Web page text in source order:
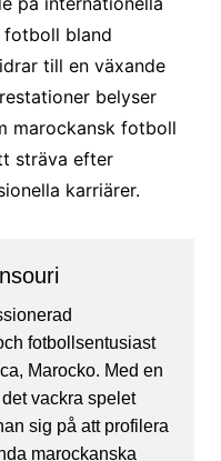
bland
till en växande
belyser
marockansk fotboll
sträva efter
karriärer.
fotbollsentusiast
Marocko. Med en
vackra spelet
sig på att profilera
marockanska